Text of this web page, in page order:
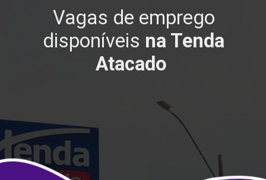
Vagas de emprego
disponíveis na Tenda
Atacado